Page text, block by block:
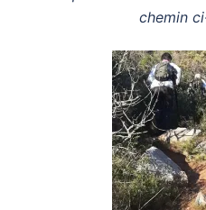
chemin